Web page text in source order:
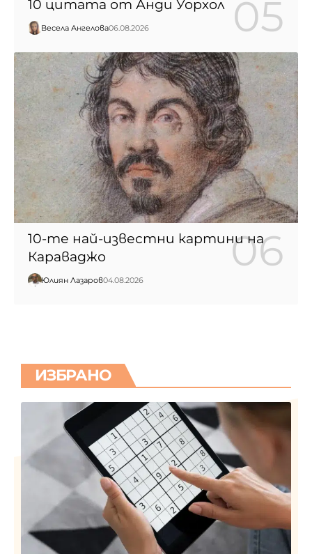
10 цитата от Анди Уорхол
Весела Ангелова06.08.2026
10-те най-известни картини на
Караваджо
Юлиян Лазаров04.08.2026
ИЗБРАНО